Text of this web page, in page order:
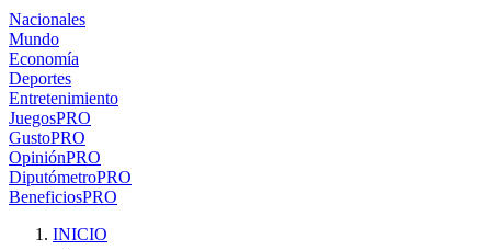
Nacionales
Mundo
Economía
Deportes
Entretenimiento
JuegosPRO
GustoPRO
OpiniónPRO
DiputómetroPRO
BeneficiosPRO
INICIO